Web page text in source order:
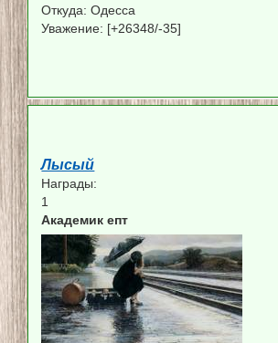
Откуда: Одесса
Уважение: [+26348/-35]
Лысый
Награды:
1
Академик епт